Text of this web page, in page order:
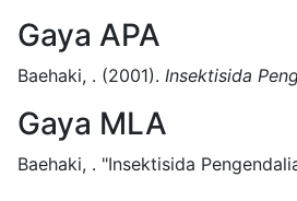
Gaya APA
Baehaki, . (2001). Insektisida
Gaya MLA
Baehaki, . "Insektisida